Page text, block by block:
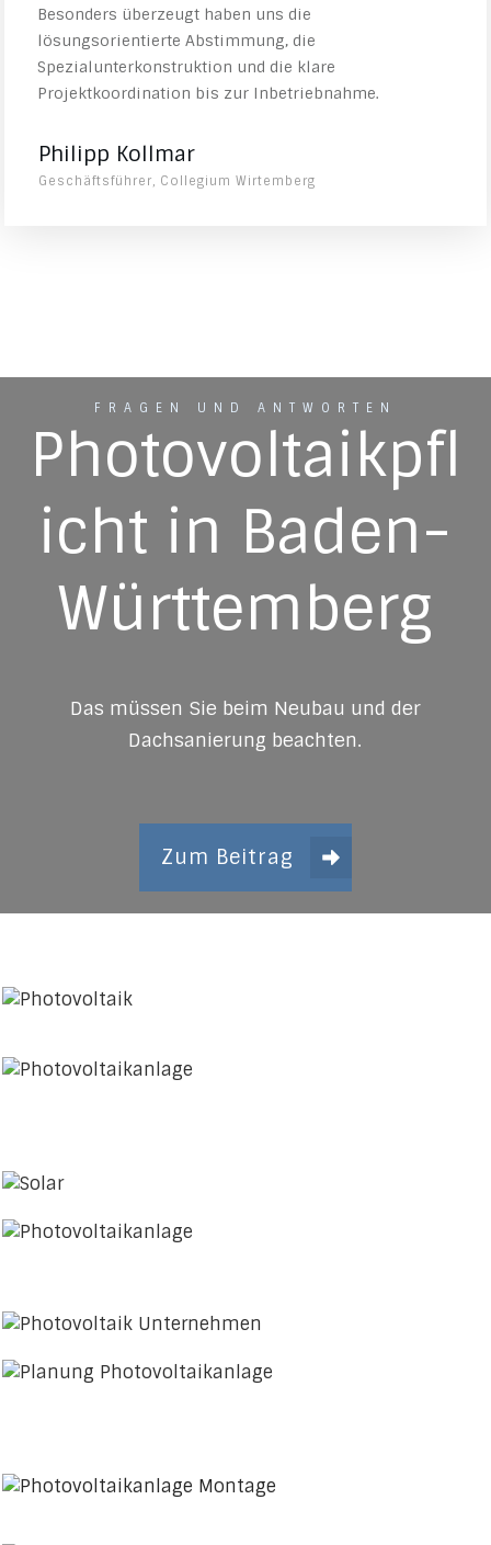
Besonders überzeugt haben uns die
lösungsorientierte Abstimmung, die
Spezialunterkonstruktion und die klare
Projektkoordination bis zur Inbetriebnahme.
Philipp Kollmar
Geschäftsführer, Collegium Wirtemberg
FRAGEN UND ANTWORTEN
Photovoltaikpfl
icht in Baden-
Württemberg
Das müssen Sie beim Neubau und der
Dachsanierung beachten.
Zum Beitrag